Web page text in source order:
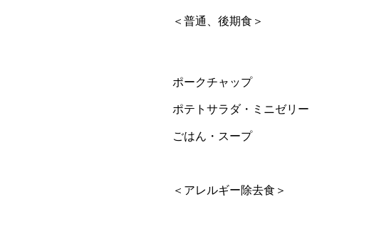
＜普通、後期食＞
ポークチャップ
ポテトサラダ・ミニゼリー
ごはん・スープ
＜アレルギー除去食＞